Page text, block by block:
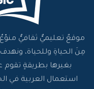
موقعٌ تعليميٌّ ثقافيٌّ
مِنَ الحياةِ وللحياة،
بغيرها بطريقةٍ
استعمال العربية في